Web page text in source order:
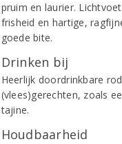
pruim en laurier.
frisheid en hartige,
goede bite.
Drinken bij
Heerlijk doordrinkbare
(vlees)gerechten, zoals
tajine.
Houdbaarheid